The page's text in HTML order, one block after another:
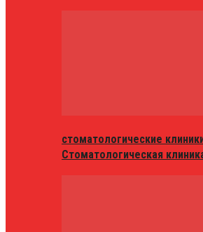
стоматологические
Стоматологическая